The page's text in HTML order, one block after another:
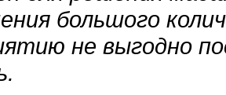
большого
не выгодно